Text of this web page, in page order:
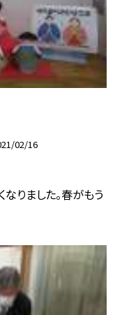
02/16
りました。春がもう